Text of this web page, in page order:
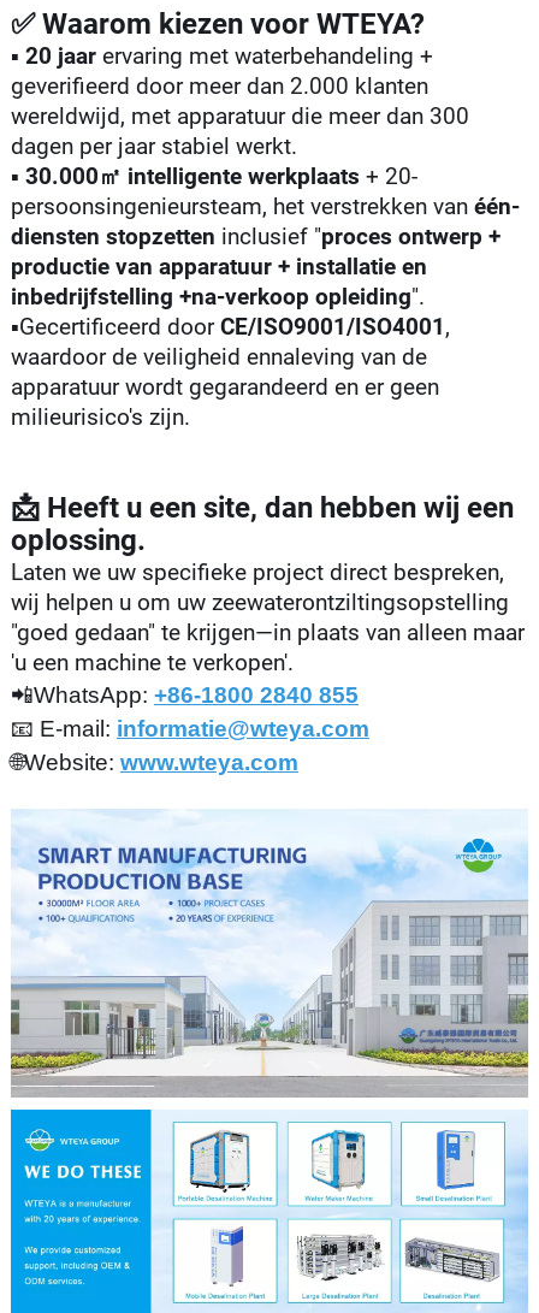
✅ Waarom kiezen voor WTEYA?
▪️ 20 jaar ervaring met waterbehandeling +
geverifieerd door meer dan 2.000 klanten
wereldwijd, met apparatuur die meer dan 300
dagen per jaar stabiel werkt.
▪️ 30.000㎡ intelligente werkplaats + 20-
persoonsingenieursteam, het verstrekken van één-
diensten stopzetten inclusief "proces ontwerp +
productie van apparatuur + installatie en
inbedrijfstelling +na-verkoop opleiding".
▪️Gecertificeerd doorCE/ISO9001/ISO4001 ,
waardoor de veiligheid ennaleving van de
apparatuur wordt gegarandeerd en er geen
milieurisico's zijn.
📩 Heeft u een site, dan hebben wij een
oplossing.
Laten we uw specifieke project direct bespreken,
wij helpen u om uw zeewaterontziltingsopstelling
"goed gedaan" te krijgen—in plaats van alleen maar
'u een machine te verkopen'.
📲WhatsApp: +86-1800 2840 855
📧 E-mail: informatie@wteya.com
🌐Website: www.wteya.com